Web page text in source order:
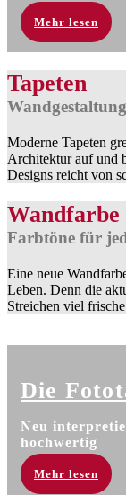
Mehr lesen
Tapeten
Moderne Tapeten
Architektur auf und
Designs reicht von
Wandfarbe
Farbtöne für
Eine neue
Leben. Denn die
Streichen viel
Die
Neu
hochwertig
Mehr lesen